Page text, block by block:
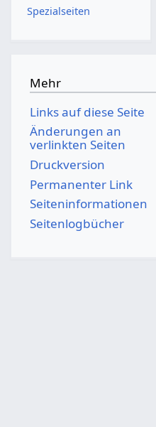
Spezialseiten
Mehr
Links auf diese Seite
Änderungen an
verlinkten Seiten
Druckversion
Permanenter Link
Seiten­­informationen
Seitenlogbücher